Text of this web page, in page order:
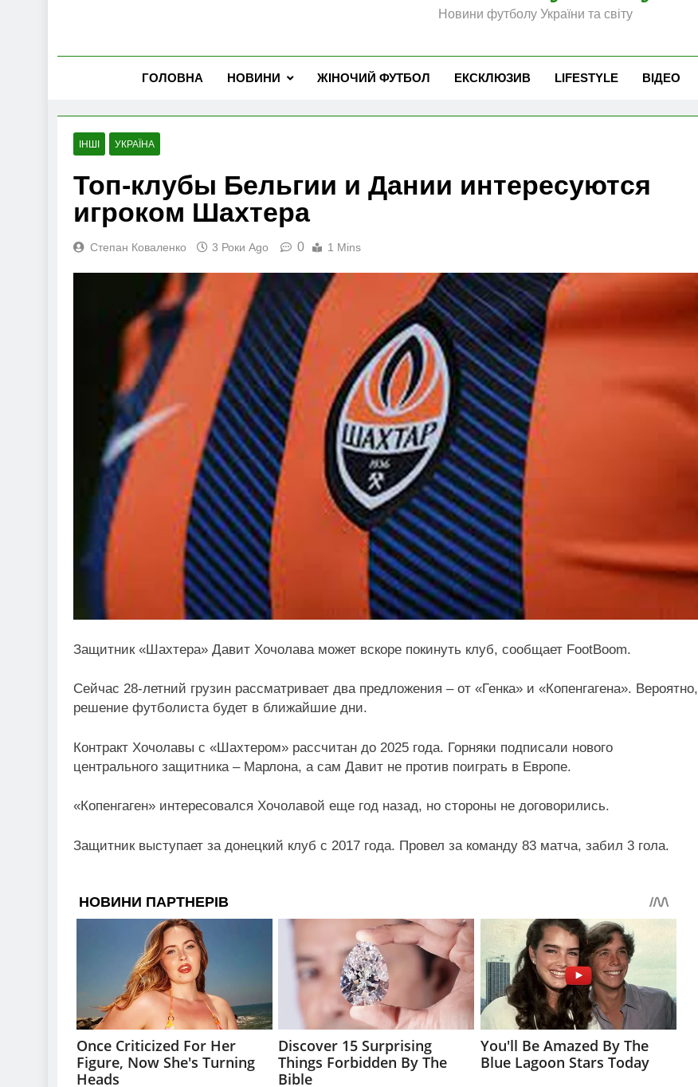
Новини футболу України та світу
ГОЛОВНА НОВИНИ ЖІНОЧИЙ ФУТБОЛ ЕКСКЛЮЗИВ LIFESTYLE ВІДЕО
ІНШІ УКРАЇНА
Топ-клубы Бельгии и Дании интересуются
игроком Шахтера
Степан Коваленко 3 Роки Ago 0 1 Mins
Защитник «Шахтера» Давит Хочолава может вскоре покинуть клуб, сообщает FootBoom.
Сейчас 28-летний грузин рассматривает два предложения – от «Генка» и «Копенгагена». Вероятно,
решение футболиста будет в ближайшие дни.
Контракт Хочолавы с «Шахтером» рассчитан до 2025 года. Горняки подписали нового
центрального защитника – Марлона, а сам Давит не против поиграть в Европе.
«Копенгаген» интересовался Хочолавой еще год назад, но стороны не договорились.
Защитник выступает за донецкий клуб с 2017 года. Провел за команду 83 матча, забил 3 гола.